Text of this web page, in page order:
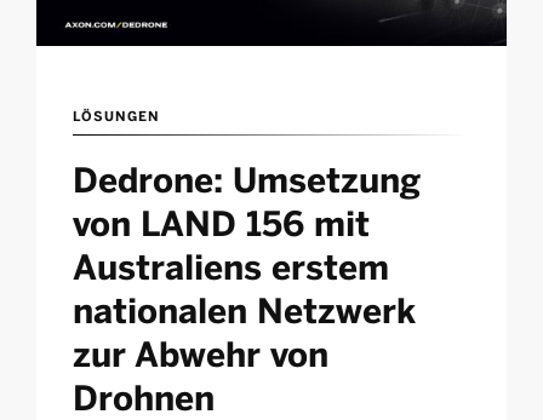
LÖSUNGEN
Dedrone: Umsetzung
von LAND 156 mit
Australiens erstem
nationalen Netzwerk
zur Abwehr von
Drohnen